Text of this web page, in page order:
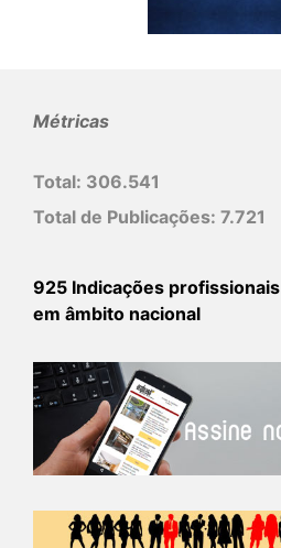
Métricas
Total: 306.541
Total de Publicações: 7.721
925 Indicações profissionais
em âmbito nacional